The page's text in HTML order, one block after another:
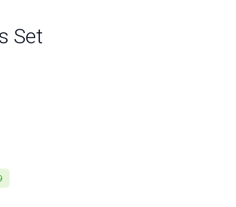
Set